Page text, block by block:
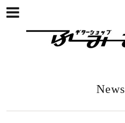
News